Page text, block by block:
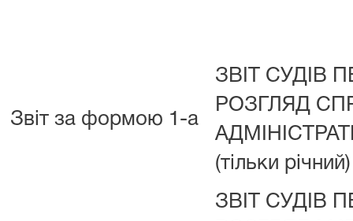
Звіт за формою 1-а
ЗВІТ СУДІВ
РОЗГЛЯД
(тільки річний)
ЗВІТ СУДІВ